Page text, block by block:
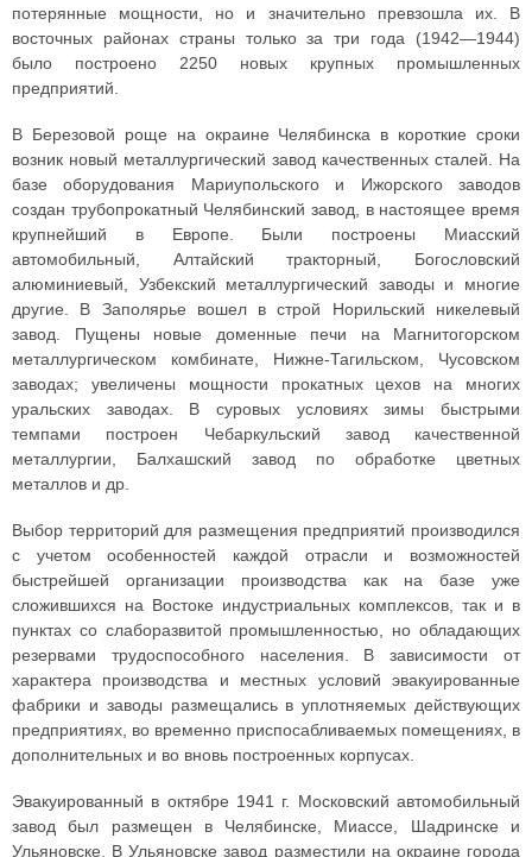
потерянные мощности, но и значительно превзошла их. В
восточных районах страны только за три года (1942—1944)
было построено 2250 новых крупных промышленных
предприятий.
В Березовой роще на окраине Челябинска в короткие сроки
возник новый металлургический завод качественных сталей. На
базе оборудования Мариупольского и Ижорского заводов
создан трубопрокатный Челябинский завод, в настоящее время
крупнейший в Европе. Были построены Миасский
автомобильный, Алтайский тракторный, Богословский
алюминиевый, Узбекский металлургический заводы и многие
другие. В Заполярье вошел в строй Норильский никелевый
завод. Пущены новые доменные печи на Магнитогорском
металлургическом комбинате, Нижне-Тагильском, Чусовском
заводах; увеличены мощности прокатных цехов на многих
уральских заводах. В суровых условиях зимы быстрыми
темпами построен Чебаркульский завод качественной
металлургии, Балхашский завод по обработке цветных
металлов и др.
Выбор территорий для размещения предприятий производился
с учетом особенностей каждой отрасли и возможностей
быстрейшей организации производства как на базе уже
сложившихся на Востоке индустриальных комплексов, так и в
пунктах со слаборазвитой промышленностью, но обладающих
резервами трудоспособного населения. В зависимости от
характера производства и местных условий эвакуированные
фабрики и заводы размещались в уплотняемых действующих
предприятиях, во временно приспосабливаемых помещениях, в
дополнительных и во вновь построенных корпусах.
Эвакуированный в октябре 1941 г. Московский автомобильный
завод был размещен в Челябинске, Миассе, Шадринске и
Ульяновске. В Ульяновске завод разместили на окраине города